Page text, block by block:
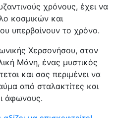
χρόνους, έχει να
κοσμικών και
υπερβαίνουν το χρόνο.
Χερσονήσου, στον
Μάνη, ένας μυστικός
και σας περιμένει να
από σταλακτίτες και
άφωνους.